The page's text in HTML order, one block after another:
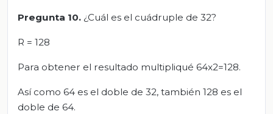
Pregunta 10. ¿Cuál es el cuádruple de 32?
R = 128
Para obtener el resultado multipliqué 64x2=128.
Así como 64 es el doble de 32, también 128 es el
doble de 64.